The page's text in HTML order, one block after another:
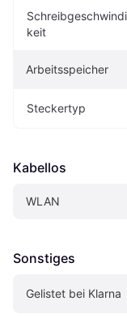
keit
Arbeitsspeicher
Steckertyp
Kabellos
WLAN
Sonstiges
Gelistet bei Klarna